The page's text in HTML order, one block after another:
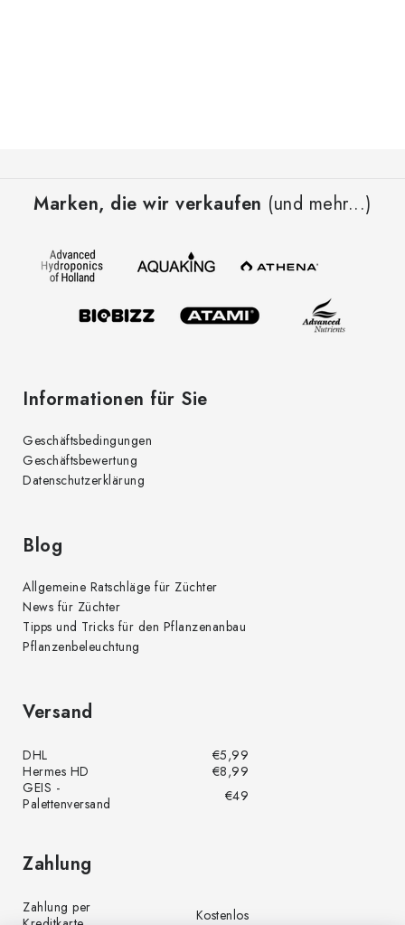
Marken, die wir verkaufen (und mehr...)
Informationen für Sie
Geschäftsbedingungen
Geschäftsbewertung
Datenschutzerklärung
Blog
Allgemeine Ratschläge für Züchter
News für Züchter
Tipps und Tricks für den Pflanzenanbau
Pflanzenbeleuchtung
Versand
DHL
€5,99
Hermes HD
€8,99
GEIS -
Palettenversand
€49
Zahlung
Zahlung per
Kostenlos